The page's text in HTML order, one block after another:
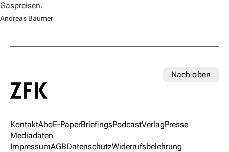
Gaspreisen.
Andreas Baumer
Nach oben
KontaktAboE-PaperBriefingsPodcastVerlagPresse
Mediadaten
ImpressumAGBDatenschutzWiderrufsbelehrung